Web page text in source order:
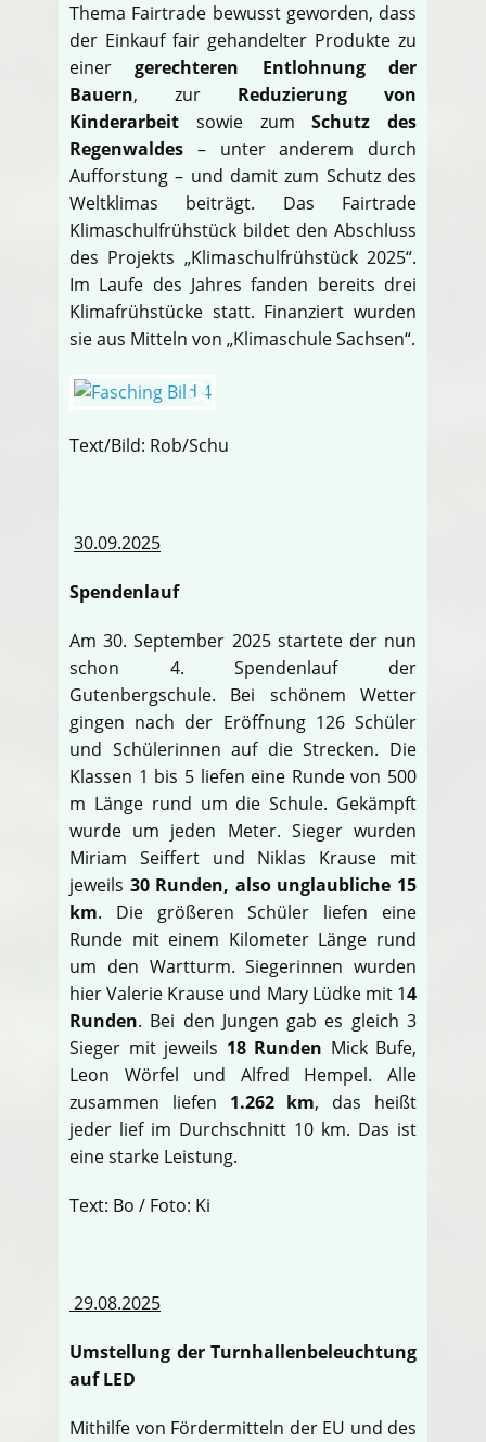
Thema Fairtrade bewusst geworden, dass
der Einkauf fair gehandelter Produkte zu
einergerechteren Entlohnung der
Bauern, zur Reduzierung von
Kinderarbeit sowie zumSchutz des
Regenwaldes – unter anderem durch
Aufforstung – und damit zum Schutz des
Weltklimas beiträgt. Das Fairtrade
Klimaschulfrühstück bildet den Abschluss
des Projekts „Klimaschulfrühstück 2025“.
Im Laufe des Jahres fanden bereits drei
Klimafrühstücke statt. Finanziert wurden
sie aus Mitteln von „Klimaschule Sachsen“.
Text/Bild: Rob/Schu
30.09.2025
Spendenlauf
Am 30. September 2025 startete der nun
schon 4. Spendenlauf der
Gutenbergschule. Bei schönem Wetter
gingen nach der Eröffnung 126 Schüler
und Schülerinnen auf die Strecken. Die
Klassen 1 bis 5 liefen eine Runde von 500
m Länge rund um die Schule. Gekämpft
wurde um jeden Meter. Sieger wurden
Miriam Seiffert und Niklas Krause mit
jeweils 30 Runden, also unglaubliche 15
km. Die größeren Schüler liefen eine
Runde mit einem Kilometer Länge rund
um den Wartturm. Siegerinnen wurden
hier Valerie Krause und Mary Lüdke mit 14
Runden. Bei den Jungen gab es gleich 3
Sieger mit jeweils 18 Runden Mick Bufe,
Leon Wörfel und Alfred Hempel. Alle
zusammen liefen 1.262 km, das heißt
jeder lief im Durchschnitt 10 km. Das ist
eine starke Leistung.
Text: Bo / Foto: Ki
29.08.2025
Umstellung der Turnhallenbeleuchtung
auf LED
Mithilfe von Fördermitteln der EU und des